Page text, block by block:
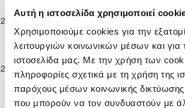
Αυτή η ιστοσελίδα χρησιμοποιεί
Χρησιμοποιούμε cookies για την
λειτουργιών κοινωνικών μέσων και
ιστοσελίδα μας. Με την χρήση των
πληροφορίες σχετικά με τη χρήση της
παρόχους μέσων κοινωνικής
που μπορούν να τον συνδυαστούν με
12-2024
Πρωτάθλημα
Παίδων Κ-14
2024/25
ΑΣΠΙΣ
ΑΥΤΟΣΤΕΓΑΣΕΩΣ
ΓΕΡΙΟΥ
01-2025
Παγκύπριο
Πρωτάθλημα
Παίδων Κ-14
2024/25
ΑΕΚ ΛΑΡΝΑΚΑΣ
Παγκύπριο